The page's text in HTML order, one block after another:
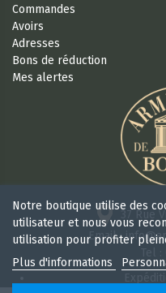
Commandes
Avoirs
Adresses
Bons de réduction
Mes alertes
37 Rue
Email :
Notre boutique utilise des
utilisateur et nous vous
utilisation pour profiter
Plus d'informations